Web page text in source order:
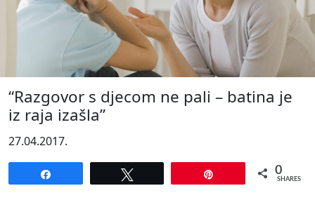
“Razgovor s djecom ne pali – batina je
iz raja izašla”
27.04.2017.
0
SHARES